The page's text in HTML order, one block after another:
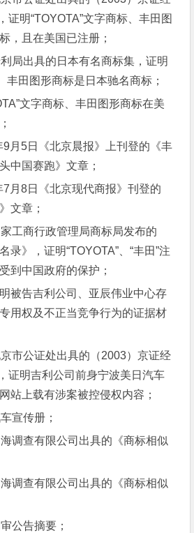
证明“TOYOTA”文字商标、丰田图
，且在美国已注册；
出具的日本有名商标集，证明
丰田图形商标是日本驰名商标；
文字商标、丰田图形商标在美
5日《北京晨报》上刊登的《丰
中国赛跑》文章；
8日《北京现代商报》刊登的
文章；
商行政管理局商标局发布的
录》，证明“TOYOTA”、“丰田”注
到中国政府的保护；
告吉利公司、亚辰伟业中心存
用权及不正当竞争行为的证据材
公证处出具的（2003）京证经
证明吉利公司前身宁波美日汽车
站上载有涉案被控侵权内容；
传册；
查有限公司出具的《商标相似
查有限公司出具的《商标相似
告摘要；